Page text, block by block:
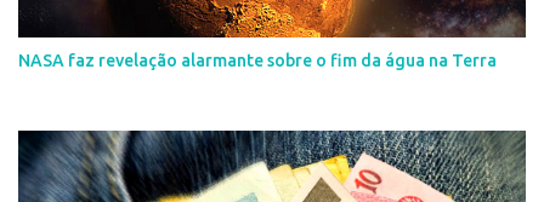
NASA faz revelação alarmante sobre o fim da água na Terra